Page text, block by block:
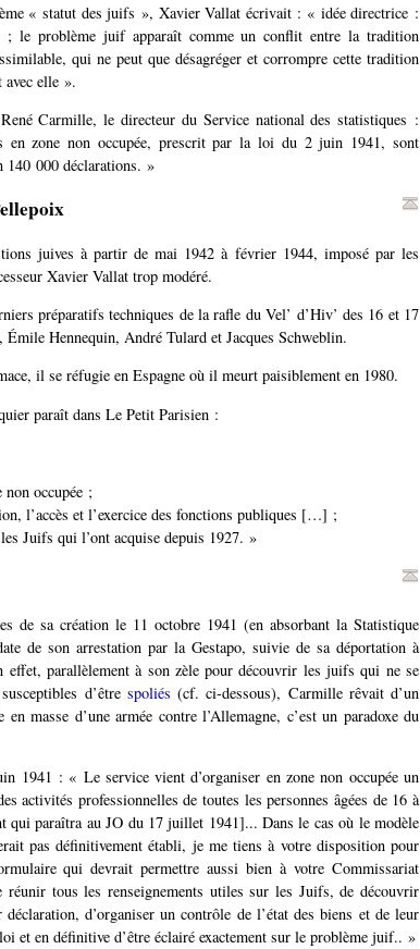
« statut des juifs », Xavier Vallat écrivait : « idée directrice :
le problème juif apparaît comme un conflit entre la tradition
qui ne peut que désagréger et corrompre cette tradition
avec elle ».
Carmille, le directeur du Service national des statistiques :
en zone non occupée, prescrit par la loi du 2 juin 1941, sont
140 000 déclarations. »
juives à partir de mai 1942 à février 1944, imposé par les
Xavier Vallat trop modéré.
préparatifs techniques de la rafle du Vel’ d’Hiv’ des 16 et 17
Hennequin, André Tulard et Jacques Schweblin.
il se réfugie en Espagne où il meurt paisiblement en 1980.
paraît dans Le Petit Parisien :
occupée ;
l’accès et l’exercice des fonctions publiques […] ;
Juifs qui l’ont acquise depuis 1927. »
de sa création le 11 octobre 1941 (en absorbant la Statistique
de son arrestation par la Gestapo, suivie de sa déportation à
parallèlement à son zèle pour découvrir les juifs qui ne se
d’être spoliés (cf. ci-dessous), Carmille rêvait d’un
masse d’une armée contre l’Allemagne, c’est un paradoxe du
1941 : « Le service vient d’organiser en zone non occupée un
activités professionnelles de toutes les personnes âgées de 16 à
qui paraîtra au JO du 17 juillet 1941]... Dans le cas où le modèle
pas définitivement établi, je me tiens à votre disposition pour
qui devrait permettre aussi bien à votre Commissariat
réunir tous les renseignements utiles sur les Juifs, de découvrir
d’organiser un contrôle de l’état des biens et de leur
et en définitive d’être éclairé exactement sur le problème juif.. »